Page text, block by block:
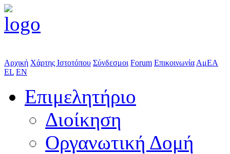
Αρχική Χάρτης Ιστοτόπου Σύνδεσμοι Forum Επικοινωνία ΑμΕΑ
EL EN
Επιμελητήριο
Διοίκηση
Οργανωτική Δομή